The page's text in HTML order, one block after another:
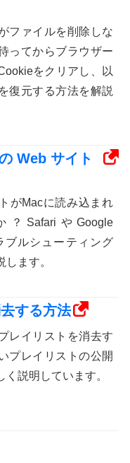
ファイルを削除しな
ってからブラウザー
をクリアし、以
復元する方法を解説
Web サイト
がMacに読み込まれ
SafariやGoogle
ブルシューティング
ます。
する方法
レイリストを消去す
プレイリストの公開
説明しています。